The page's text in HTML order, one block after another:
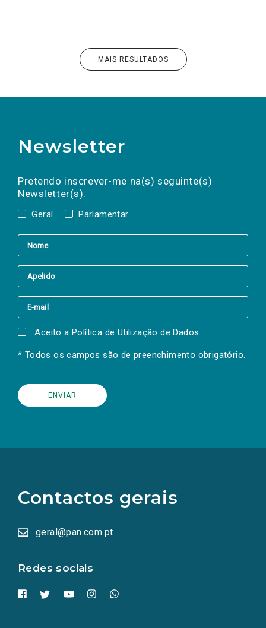
MAIS RESULTADOS
Newsletter
Pretendo inscrever-me na(s) seguinte(s)
Newsletter(s):
Geral Parlamentar
a(s) newsletter(s).
mail
Aceito a Política de Utilização de Dados.
* Todos os campos são de preenchimento obrigatório.
Contactos gerais
geral@pan.com.pt
Redes sociais
redes
sociais
numa
nova